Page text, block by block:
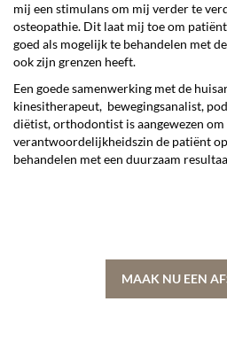
mij een stimulans om mij verder te
osteopathie. Dit laat mij toe om
goed als mogelijk te behandelen met
ook zijn grenzen heeft.
Een goede samenwerking met de
kinesitherapeut, bewegingsanalist,
diëtist, orthodontist is aangewezen om
verantwoordelijkheidszin de patiënt
behandelen met een duurzaam
MAAK NU EEN